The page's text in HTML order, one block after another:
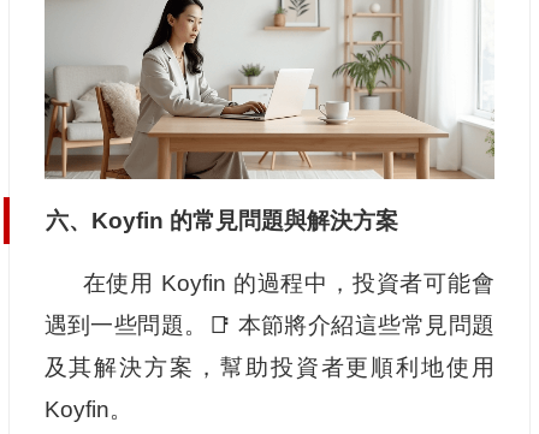
六、Koyfin 的常見問題與解決方案
在使用 Koyfin 的過程中，投資者可能會
遇到一些問題。📑 本節將介紹這些常見問題
及其解決方案，幫助投資者更順利地使用
Koyfin。